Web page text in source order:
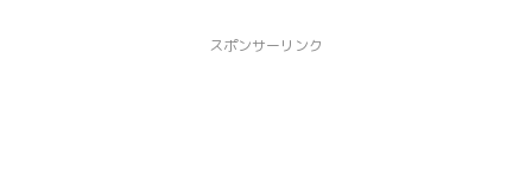
スポンサーリンク